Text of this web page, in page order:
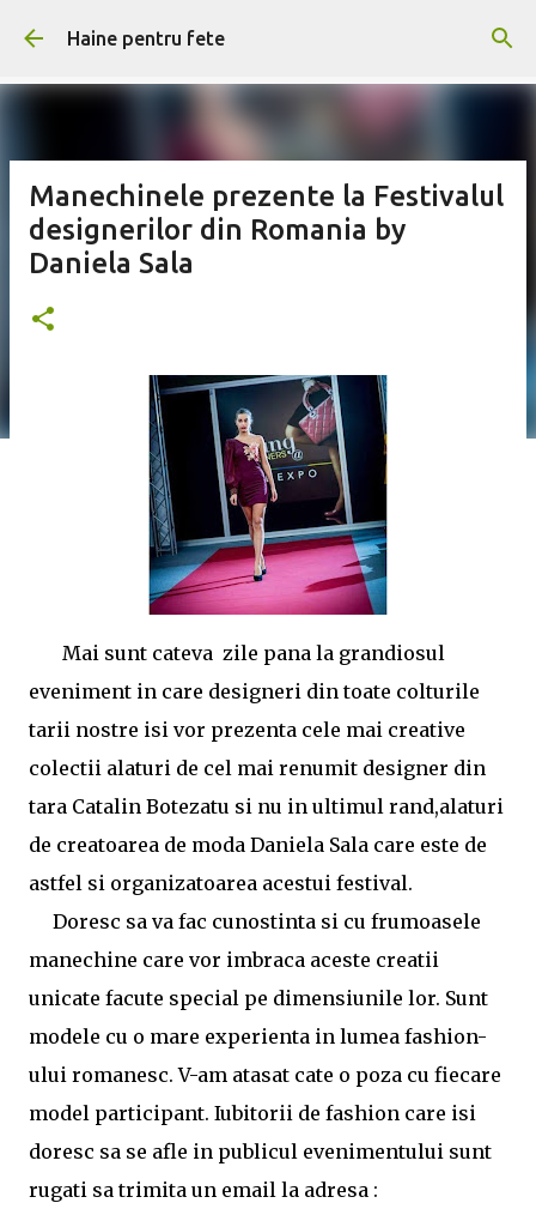
Treceți la conținutul principal
Haine pentru fete
Manechinele prezente la Festivalul
designerilor din Romania by
Daniela Sala
Mai sunt cateva zile pana la grandiosul
eveniment in care designeri din toate colturile
tarii nostre isi vor prezenta cele mai creative
colectii alaturi de cel mai renumit designer din
tara Catalin Botezatu si nu in ultimul rand,alaturi
de creatoarea de moda Daniela Sala care este de
astfel si organizatoarea acestui festival.
Doresc sa va fac cunostinta si cu frumoasele
manechine care vor imbraca aceste creatii
unicate facute special pe dimensiunile lor. Sunt
modele cu o mare experienta in lumea fashion-
ului romanesc. V-am atasat cate o poza cu fiecare
model participant. Iubitorii de fashion care isi
doresc sa se afle in publicul evenimentului sunt
rugati sa trimita un email la adresa :